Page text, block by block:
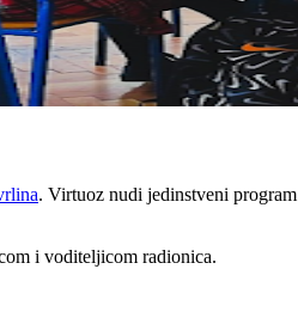
. Virtuoz nudi jedinstveni program
i voditeljicom radionica.